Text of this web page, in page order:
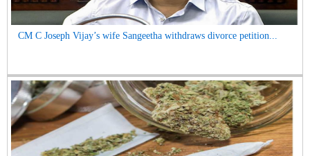
CM C Joseph Vijay’s wife Sangeetha withdraws divorce petition...